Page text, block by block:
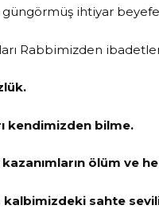
ihtiyar
Rabbimizden
kendimizden bilme.
kazanımların ölüm ve
kalbimizdeki sahte